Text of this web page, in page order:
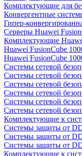
Комплектующие для
Конвергентные
Гипер-
Серверы Huawei
Комплектующие
Huawei FusionCube
Huawei FusionCube
Системы сетевой
Системы сетевой
Системы сетевой
Системы сетевой
Системы сетевой
Системы сетевой
Комплектующие к
Системы защиты от
Системы защиты от
Системы защиты от
Комплектующие к